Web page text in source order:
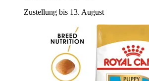
Zustellung bis 13. August